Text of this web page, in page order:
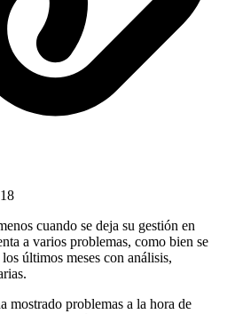
cuando se deja su gestión en
a varios problemas, como bien se
últimos meses con análisis,
mostrado problemas a la hora de